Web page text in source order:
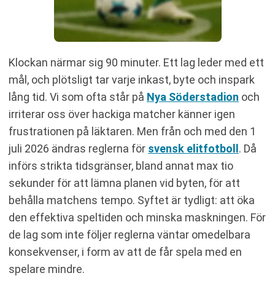
Klockan närmar sig 90 minuter. Ett lag leder med ett
mål, och plötsligt tar varje inkast, byte och inspark
lång tid. Vi som ofta står på Nya Söderstadion och
irriterar oss över hackiga matcher känner igen
frustrationen på läktaren. Men från och med den 1
juli 2026 ändras reglerna för svensk elitfotboll . Då
införs strikta tidsgränser, bland annat max tio
sekunder för att lämna planen vid byten, för att
behålla matchens tempo. Syftet är tydligt: att öka
den effektiva speltiden och minska maskningen. För
de lag som inte följer reglerna väntar omedelbara
konsekvenser, i form av att de får spela med en
spelare mindre.